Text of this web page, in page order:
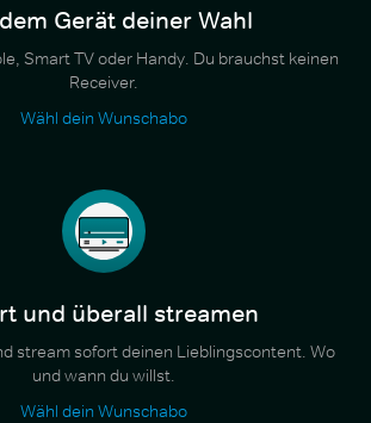
Gerät deiner Wahl
Smart TV oder Handy. Du brauchst keinen
Receiver.
Wähl dein Wunschabo
und überall streamen
stream sofort deinen Lieblingscontent. Wo
und wann du willst.
Wähl dein Wunschabo